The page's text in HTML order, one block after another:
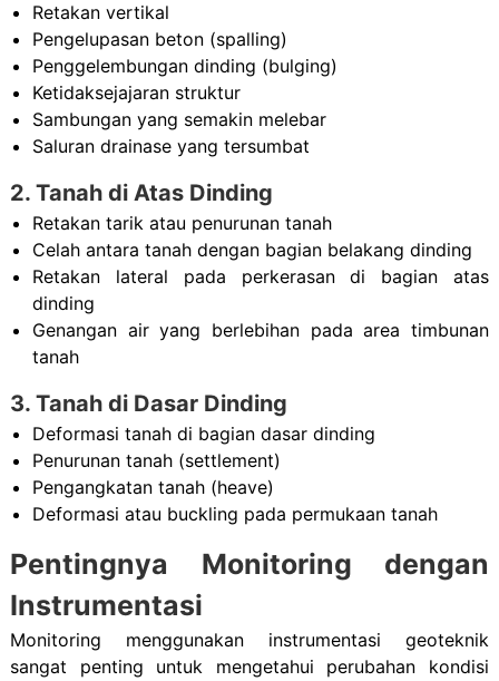
Retakan vertikal
Pengelupasan beton (spalling)
Penggelembungan dinding (bulging)
Ketidaksejajaran struktur
Sambungan yang semakin melebar
Saluran drainase yang tersumbat
2. Tanah di Atas Dinding
Retakan tarik atau penurunan tanah
Celah antara tanah dengan bagian belakang dinding
Retakan lateral pada perkerasan di bagian atas
dinding
Genangan air yang berlebihan pada area timbunan
tanah
3. Tanah di Dasar Dinding
Deformasi tanah di bagian dasar dinding
Penurunan tanah (settlement)
Pengangkatan tanah (heave)
Deformasi atau buckling pada permukaan tanah
Pentingnya Monitoring dengan
Instrumentasi
Monitoring menggunakan instrumentasi geoteknik
sangat penting untuk mengetahui perubahan kondisi